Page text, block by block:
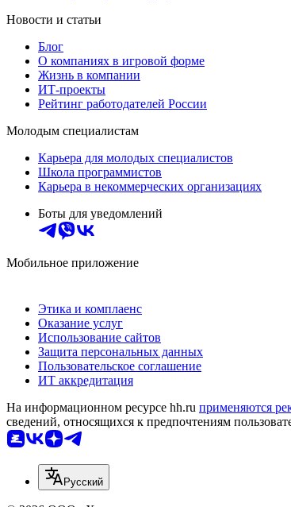
Новости и статьи
Блог
О компаниях в игровой форме
Жизнь в компании
ИТ-проекты
Рейтинг работодателей России
Молодым специалистам
Карьера для молодых специалистов
Школа программистов
Карьера в некоммерческих организациях
Боты для уведомлений
Мобильное приложение
Этика и комплаенс
Оказание услуг
Использование сайтов
Защита персональных данных
Пользовательское соглашение
ИТ аккредитация
На информационном ресурсе hh.ru применяются
сведений, относящихся к предпочтениям
Русский